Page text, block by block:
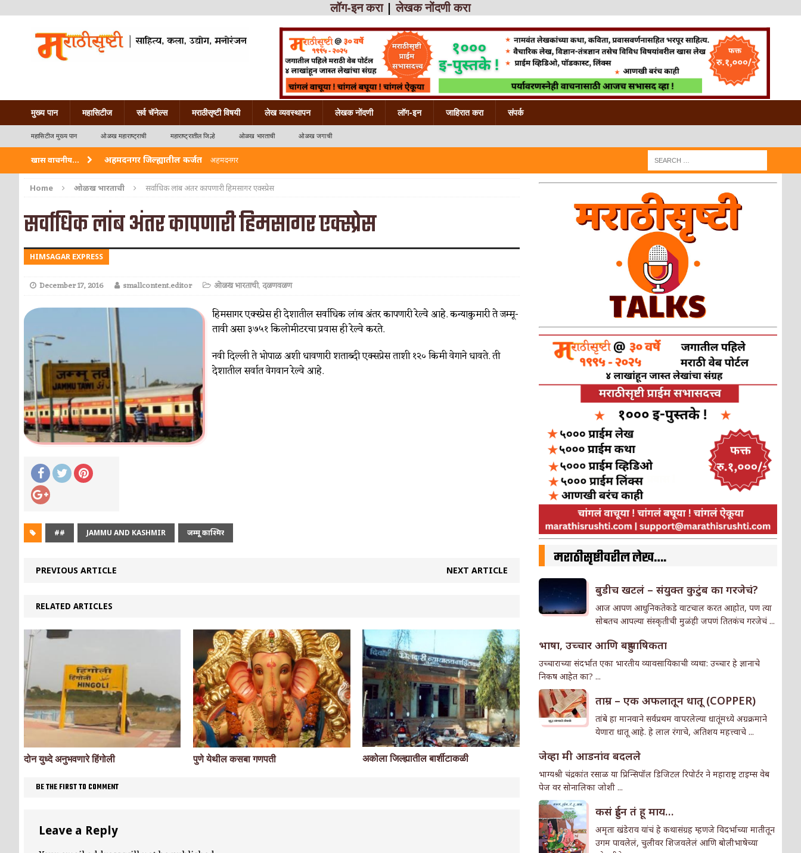
लॉग-इन करा|लेखक नोंदणी करा
मुख्य पान महासिटीज सर्व चॅनेल्स मराठीसृष्टी विषयी लेख व्यवस्थापन लेखक नोंदणी लॉग-इन जाहिरात करा संपर्क
महासिटीज मुख्य पान ओळख महाराष्ट्राची महाराष्ट्रातील जिल्हे ओळख भारताची ओळख जगाची
खास वाचनीय... अहमदनगर जिल्ह्यातील कर्जत अहमदनगर
विदर्भ जिल्हयातील मुख्यालय अकोला अकोला
अहमदपूर – लातूर जिल्ह्यातील महत्त्वाचे शहर
सोलापूर जिल्ह्यातील अकलूज
Home ओळख भारताची सर्वाधिक लांब अंतर कापणारी हिमसागर एक्स्प्रेस
सर्वाधिक लांब अंतर कापणारी हिमसागर एक्स्प्रेस
HIMSAGAR EXPRESS
December 17, 2016 smallcontent.editor ओळख भारताची,दळणवळण
हिमसागर एक्स्प्रेस ही देशातील सर्वाधिक लांब अंतर कापणारी रेल्वे आहे. कन्याकुमारी ते जम्मू-
तावी असा ३७५१ किलोमीटरचा प्रवास ही रेल्वे करते.
नवी दिल्ली ते भोपाळ अशी धावणारी शताब्दी एक्सप्रेस ताशी १२० किमी वेगाने धावते. ती
देशातील सर्वात वेगवान रेल्वे आहे.
## JAMMU AND KASHMIR जम्मू काश्मिर
PREVIOUS ARTICLE NEXT ARTICLE
RELATED ARTICLES
दोन युध्दे अनुभवणारे हिंगोली पुणे येथील कसबा गणपती अकोला जिल्ह्यातील बार्शीटाकळी
BE THE FIRST TO COMMENT
Leave a Reply
मराठीसृष्टीवरील लेख….
बुडीच खटलं – संयुक्त कुटुंब का गरजेचं?
आज आपण आधुनिकतेकडे वाटचाल करत आहोत, पण त्या
सोबतच आपल्या संस्कृतीची मुळंही जपणं तितकंच गरजेचं ...
भाषा, उच्चार आणि बहुभाषिकता
उच्चाराच्या संदर्भात एका भारतीय व्यावसायिकाची व्यथा: उच्चार हे ज्ञानाचे
निकष आहेत का? ...
ताम्र – एक अफलातून धातू (COPPER)
तांबे हा मानवाने सर्वप्रथम वापरलेल्या धातूंमध्ये अग्रक्रमाने
येणारा धातू आहे. हे लाल रंगाचे, अतिशय महत्त्वाचे ...
जेव्हा मी आडनांव बदलले
भाग्यश्री चंद्रकांत रसाळ या प्रिन्सिपॉल डिजिटल रिपोर्टर ने महाराष्ट्र टाइम्स वेब
पेज वर सोनालिका जोशी ...
कसं हुईन तं हू माय…
अमृता खंडेराव यांचं हे कथासंग्रह म्हणजे विदर्भाच्या मातीतून
उगम पावलेलं, चुलीवर शिजवलेलं आणि बोलीभाषेच्या